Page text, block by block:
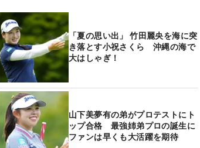
「夏の思い出」 竹田麗央を海に突
き落とす小祝さくら 沖縄の海で
大はしゃぎ！
山下美夢有の弟がプロテストにト
ップ合格 最強姉弟プロの誕生に
ファンは早くも大活躍を期待